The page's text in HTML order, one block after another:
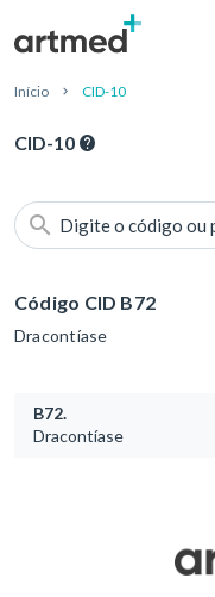
Início CID-10
CID-10
Digite o código ou
Código CID B72
Dracontíase
B72.
Dracontíase